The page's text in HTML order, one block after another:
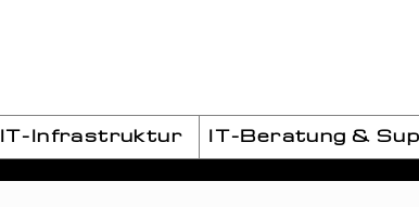
IT-Infrastruktur IT-Beratung &